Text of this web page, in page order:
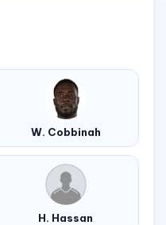
W. Cobbinah
H. Hassan